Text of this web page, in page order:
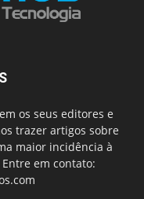
os seus editores e
trazer artigos sobre
maior incidência à
em contato: